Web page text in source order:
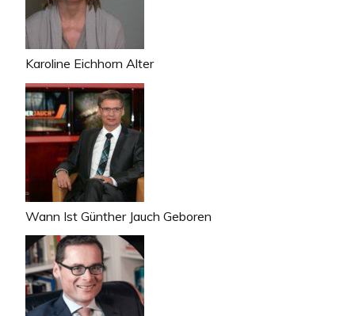
Karoline Eichhorn Alter
Wann Ist Günther Jauch Geboren